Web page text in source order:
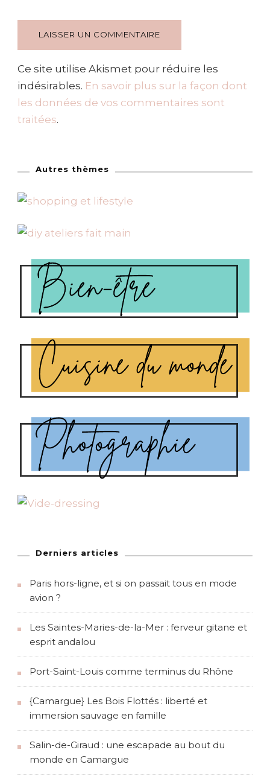
Ce site utilise Akismet pour réduire les
indésirables. En savoir plus sur la façon dont
les données de vos commentaires sont
traitées.
Autres thèmes
Derniers articles
Paris hors-ligne, et si on passait tous en mode
avion ?
Les Saintes-Maries-de-la-Mer : ferveur gitane et
esprit andalou
Port-Saint-Louis comme terminus du Rhône
{Camargue} Les Bois Flottés : liberté et
immersion sauvage en famille
Salin-de-Giraud : une escapade au bout du
monde en Camargue